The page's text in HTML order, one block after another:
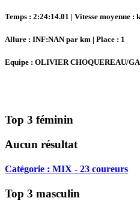
Temps : 2:24:14.01 | Vitesse moyenne :
Allure : INF:NAN par km | Place : 1
Equipe : OLIVIER CHOQUEREAU/
Top 3 féminin
Aucun résultat
Catégorie : MIX - 23 coureurs
Top 3 masculin